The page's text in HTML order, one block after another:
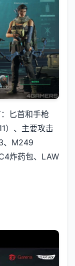
匕首和手枪
）、主要攻击
、M249
炸药包、LAW